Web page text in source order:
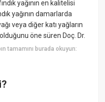
yağının en kalitelisi
yağının damarlarda
veya diğer katı yağların
öne süren Doç. Dr.
tamamını burada okuyun: